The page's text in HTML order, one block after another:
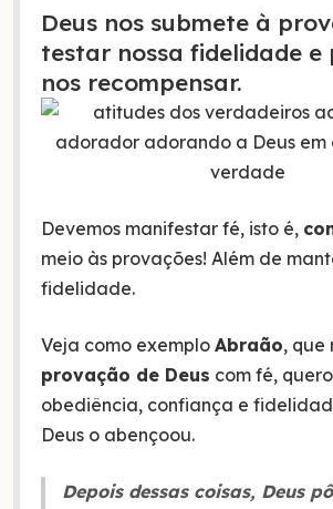
Deus nos submete à
testar nossa fidelidade e
nos recompensar.
Devemos manifestar fé, isto é,
meio às provações! Além de
fidelidade.
Veja como exemplo Abraão, que
provação de Deus com fé,
obediência, confiança e
Deus o abençoou.
Depois dessas coisas, Deus